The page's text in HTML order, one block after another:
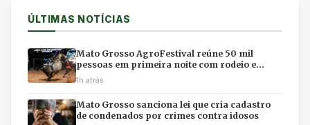
ÚLTIMAS NOTÍCIAS
Mato Grosso AgroFestival reúne 50 mil
pessoas em primeira noite com rodeio e
shows em Cuiabá
1h atrás
Mato Grosso sanciona lei que cria cadastro
de condenados por crimes contra idosos